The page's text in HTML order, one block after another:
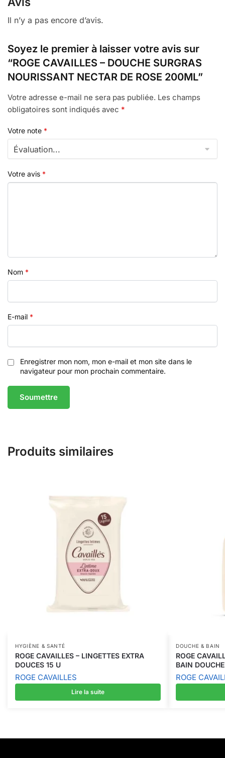
Il n’y a pas encore d’avis.
Soyez le premier à laisser votre avis sur
“ROGE CAVAILLES – DOUCHE SURGRAS
NOURISSANT NECTAR DE ROSE 200ML”
Votre adresse e-mail ne sera pas publiée. Les champs
obligatoires sont indiqués avec *
Votre note *
Votre avis *
Nom *
E-mail *
Enregistrer mon nom, mon e-mail et mon site dans le
navigateur pour mon prochain commentaire.
Produits similaires
HYGIÈNE & SANTÉ
ROGE CAVAILLES – LINGETTES EXTRA
DOUCES 15 U
ROGE CAVAILLES
Lire la suite
DOUCHE & BAIN
ROGE
BAIN
ROGE